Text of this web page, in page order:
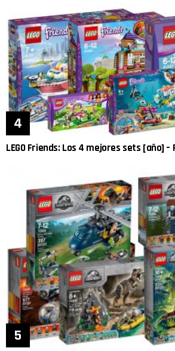
LEGO Friends: Los 4 mejores sets [año]